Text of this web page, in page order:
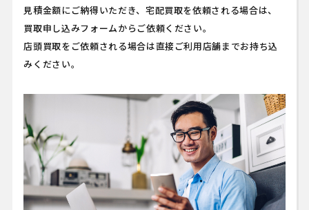
見積金額にご納得いただき、宅配買取を依頼される場合は、
買取申し込みフォームからご依頼ください。
店頭買取をご依頼される場合は直接ご利用店舗までお持ち込
みください。